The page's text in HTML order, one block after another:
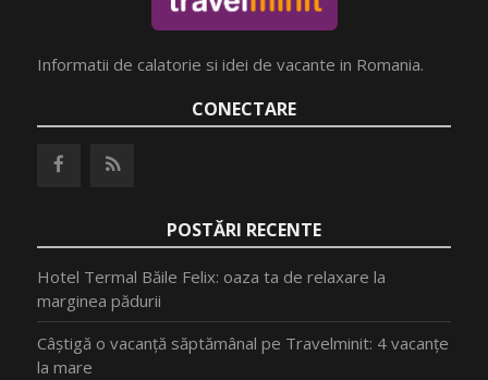
Informatii de calatorie si idei de vacante in Romania.
CONECTARE
POSTĂRI RECENTE
Hotel Termal Băile Felix: oaza ta de relaxare la
marginea pădurii
Câștigă o vacanță săptămânal pe Travelminit: 4 vacanțe
la mare